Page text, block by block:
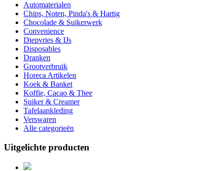
Automaterialen
Chips, Noten, Pinda's & Hartig
Chocolade & Suikerwerk
Convenience
Diepvries & IJs
Disposables
Dranken
Grootverbruik
Horeca Artikelen
Koek & Banket
Koffie, Cacao & Thee
Suiker & Creamer
Tafelaankleding
Verswaren
Alle categorieën
Uitgelichte producten